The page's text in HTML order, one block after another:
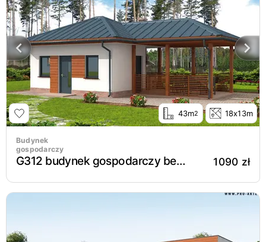
43m2 18x13m
Budynek
gospodarczy
G312 budynek gospodarczy bez bramy 1090 zł